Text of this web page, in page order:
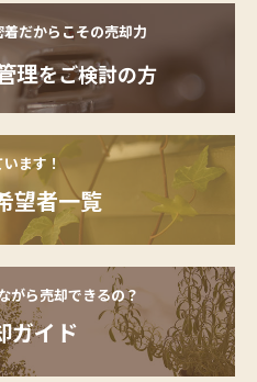
だからこその売却力
理をご検討の方
ます！
望者一覧
がら売却できるの？
ガイド